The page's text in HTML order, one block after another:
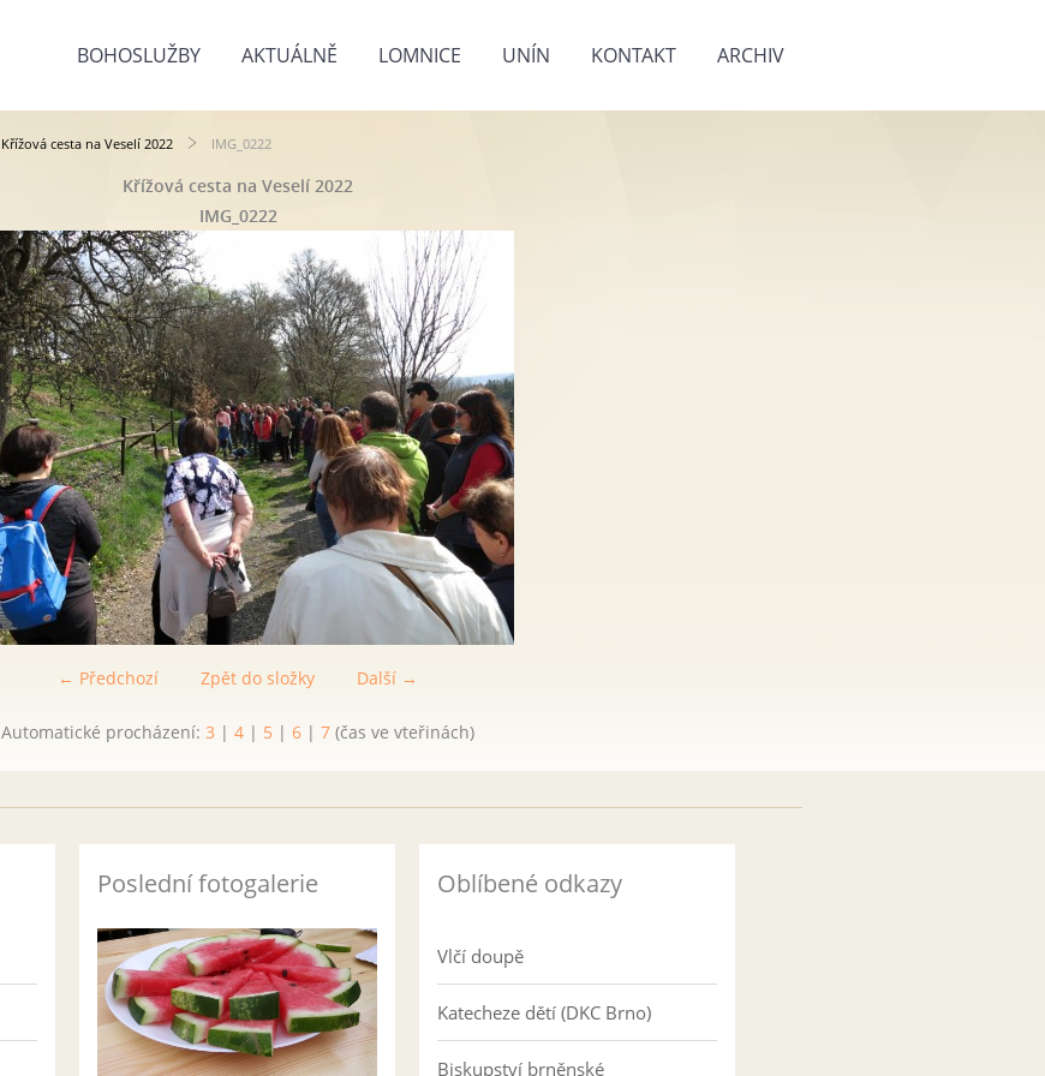
BOHOSLUŽBY AKTUÁLNĚ LOMNICE UNÍN KONTAKT ARCHIV
Křížová cesta na Veselí 2022 IMG_0222
Křížová cesta na Veselí 2022
IMG_0222
← Předchozí Další →
Zpět do složky
Automatické procházení: 3 | 4 | 5 | 6 | 7 (čas ve vteřinách)
Poslední fotogalerie Oblíbené odkazy
Vlčí doupě
Katecheze dětí (DKC Brno)
Biskupství brněnské